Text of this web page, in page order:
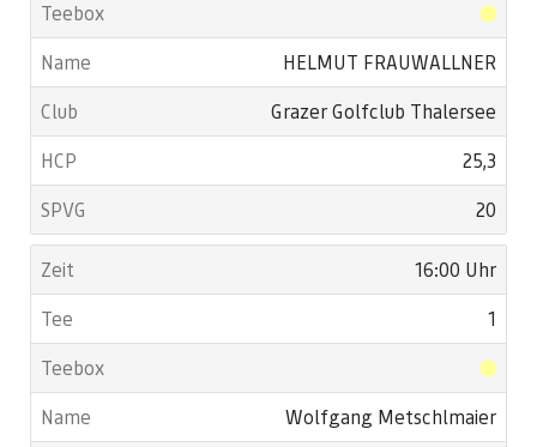
HELMUT FRAUWALLNER
Grazer Golfclub Thalersee
25,3
20
16:00 Uhr
1
Wolfgang Metschlmaier